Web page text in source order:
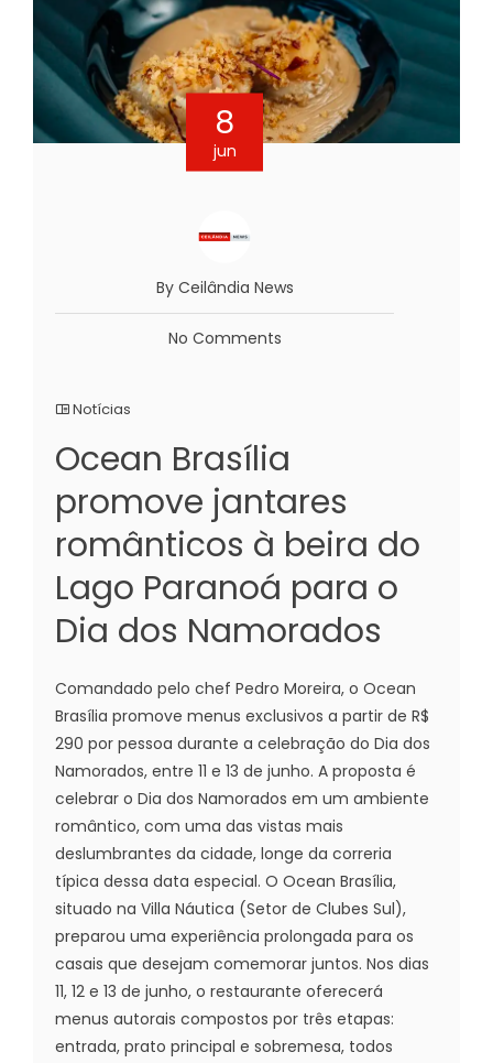
8
jun
By Ceilândia News
No Comments
Notícias
Ocean Brasília
promove jantares
românticos à beira do
Lago Paranoá para o
Dia dos Namorados
Comandado pelo chef Pedro Moreira, o Ocean
Brasília promove menus exclusivos a partir de R$
290 por pessoa durante a celebração do Dia dos
Namorados, entre 11 e 13 de junho. A proposta é
celebrar o Dia dos Namorados em um ambiente
romântico, com uma das vistas mais
deslumbrantes da cidade, longe da correria
típica dessa data especial. O Ocean Brasília,
situado na Villa Náutica (Setor de Clubes Sul),
preparou uma experiência prolongada para os
casais que desejam comemorar juntos. Nos dias
11, 12 e 13 de junho, o restaurante oferecerá
menus autorais compostos por três etapas:
entrada, prato principal e sobremesa, todos